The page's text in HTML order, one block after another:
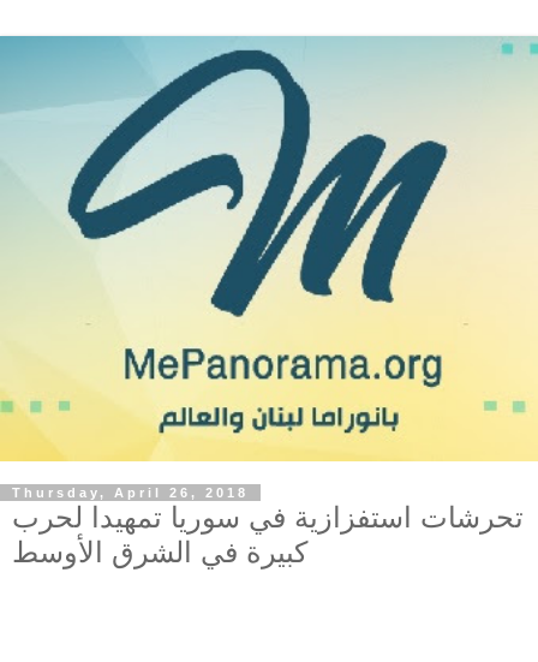
Thursday, April 26, 2018
تحرشات استفزازية في سوريا تمهيدا لحرب
كبيرة في الشرق الأوسط